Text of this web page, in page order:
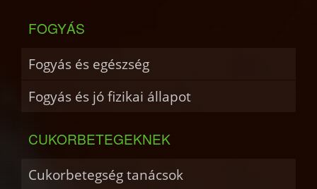
FOGYÁS
Fogyás és egészség
Fogyás és jó fizikai állapot
CUKORBETEGEKNEK
Cukorbetegség tanácsok